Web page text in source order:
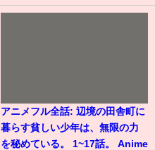
アニメフル全話: 辺境の田舎町に
暮らす貧しい少年は、無限の力
を秘めている。 1~17話。 Anime